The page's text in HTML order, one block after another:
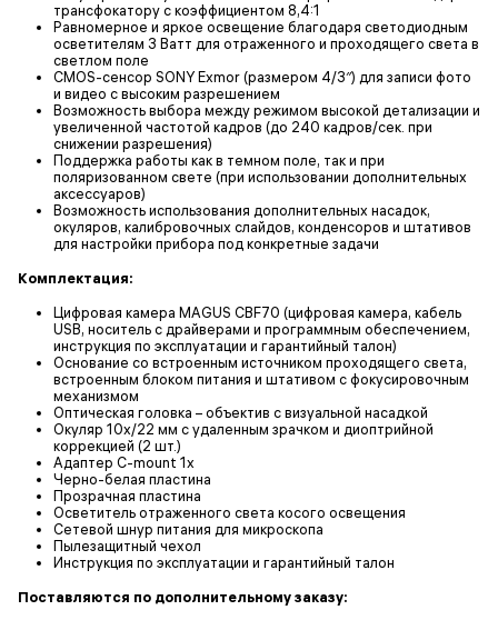
трансфокатору с коэффициентом 8,4:1
Равномерное и яркое освещение благодаря светодиодным
осветителям 3 Ватт для отраженного и проходящего света в
светлом поле
CMOS-сенсор SONY Exmor (размером 4/3″) для записи фото
и видео с высоким разрешением
Возможность выбора между режимом высокой детализации и
увеличенной частотой кадров (до 240 кадров/сек. при
снижении разрешения)
Поддержка работы как в темном поле, так и при
поляризованном свете (при использовании дополнительных
аксессуаров)
Возможность использования дополнительных насадок,
окуляров, калибровочных слайдов, конденсоров и штативов
для настройки прибора под конкретные задачи
Комплектация:
Цифровая камера MAGUS CBF70 (цифровая камера, кабель
USB, носитель с драйверами и программным обеспечением,
инструкция по эксплуатации и гарантийный талон)
Основание со встроенным источником проходящего света,
встроенным блоком питания и штативом с фокусировочным
механизмом
Оптическая головка – объектив с визуальной насадкой
Окуляр 10x/22 мм с удаленным зрачком и диоптрийной
коррекцией (2 шт.)
Адаптер C-mount 1х
Черно-белая пластина
Прозрачная пластина
Осветитель отраженного света косого освещения
Сетевой шнур питания для микроскопа
Пылезащитный чехол
Инструкция по эксплуатации и гарантийный талон
Поставляются по дополнительному заказу: